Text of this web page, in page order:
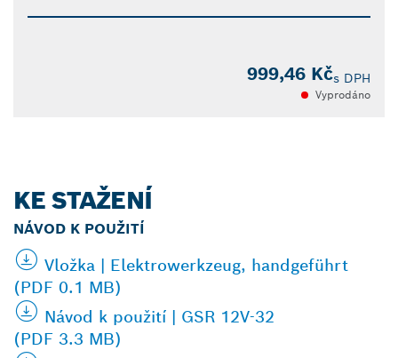
999,46 Kčs DPH
Vyprodáno
KE STAŽENÍ
NÁVOD K POUŽITÍ
Vložka | Elektrowerkzeug, handgeführt
(PDF 0.1 MB)
Návod k použití | GSR 12V-32
(PDF 3.3 MB)